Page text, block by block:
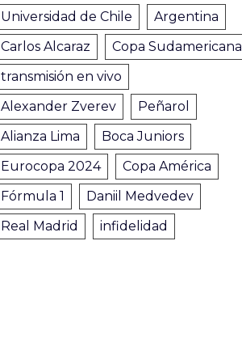
Universidad de Chile
Argentina
Carlos Alcaraz
Copa Sudamericana
transmisión en vivo
Alexander Zverev
Peñarol
Alianza Lima
Boca Juniors
Eurocopa 2024
Copa América
Fórmula 1
Daniil Medvedev
Real Madrid
infidelidad